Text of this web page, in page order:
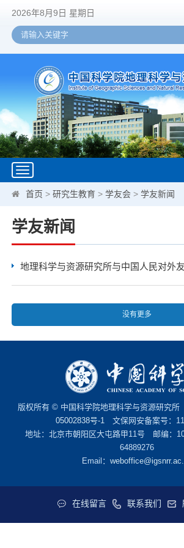
2026年8月9日 星期日
Toggle
navigation
首页 >研究生教育 >学友会 >学友新闻
学友新闻
地理科学与资源研究所与中国人民对外
没有更多
版权所有 © 中国科学院地理科学与资源研究所
05002838号-1文保网安备案号：
地址：北京市朝阳区大屯路甲11号 邮编：
64889276
Email：
在线留言 联系我们